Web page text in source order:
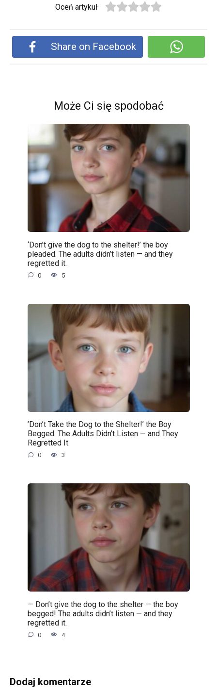
Oceń artykuł
Share on Facebook
Może Ci się spodobać
‘Don’t give the dog to the shelter!’ the boy
pleaded. The adults didn’t listen — and they
regretted it.
0 5
’Don’t Take the Dog to the Shelter!’ the Boy
Begged. The Adults Didn’t Listen — and They
Regretted It.
0 3
— Don’t give the dog to the shelter — the boy
begged! The adults didn’t listen — and they
regretted it.
0 4
Dodaj komentarze